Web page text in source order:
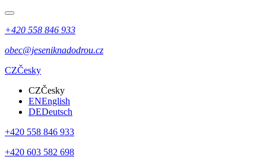
+420 558 846 933
obec@jeseniknadodrou.cz
CZČesky
CZČesky
ENEnglish
DEDeutsch
+420 558 846 933
+420 603 582 698